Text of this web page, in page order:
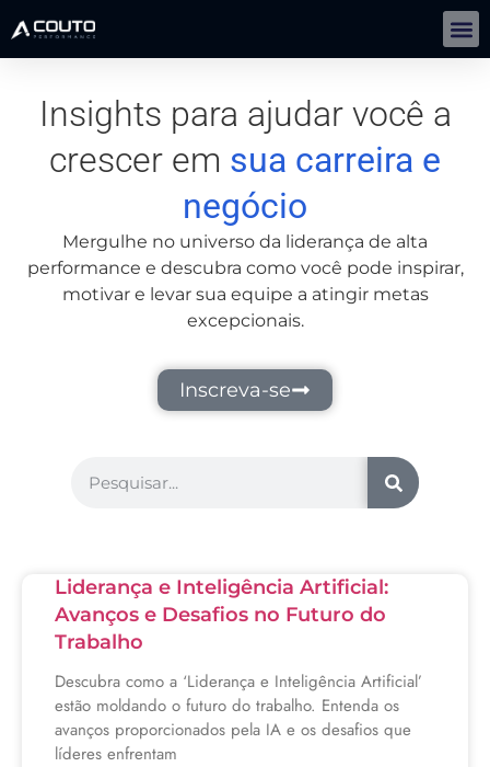
Insights para ajudar você a
crescer em sua carreira e
negócio
Mergulhe no universo da liderança de alta
performance e descubra como você pode inspirar,
motivar e levar sua equipe a atingir metas
excepcionais.
Inscreva-se
Liderança e Inteligência Artificial:
Avanços e Desafios no Futuro do
Trabalho
Descubra como a ‘Liderança e Inteligência Artificial’
estão moldando o futuro do trabalho. Entenda os
avanços proporcionados pela IA e os desafios que
líderes enfrentam